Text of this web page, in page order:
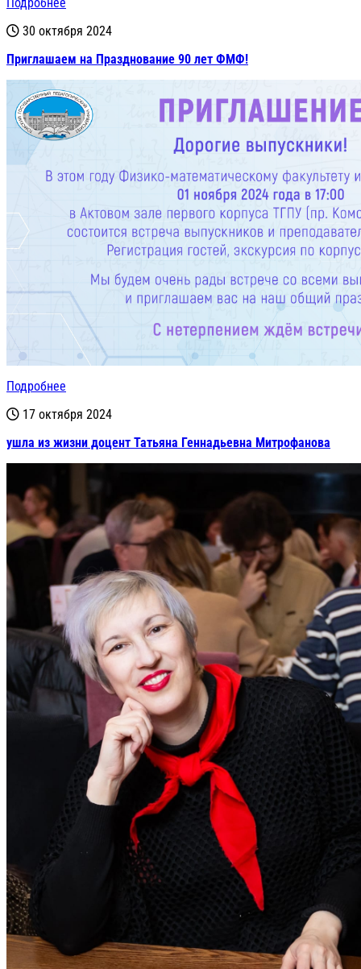
30 октября 2024
Приглашаем на Празднование 90 лет ФМФ!
Подробнее
17 октября 2024
ушла из жизни доцент Татьяна Геннадьевна Митрофанова